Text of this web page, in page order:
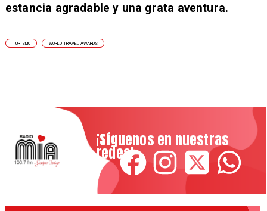
estancia agradable y una grata aventura.
TURISMO WORLD TRAVEL AWARDS
¡Síguenos en nuestras
redes!